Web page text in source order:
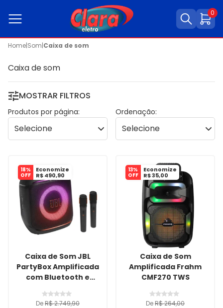
0
Home|Som|Caixa de som
Caixa de som
MOSTRAR FILTROS
Produtos por página: Ordenação:
18%
OFF
Economize
R$ 490,90
Caixa de Som JBL
PartyBox Amplificada
com Bluetooth e
DeR$ 2.749,90
13%
OFF
Economize
R$ 35,00
Caixa de Som
Amplificada Frahm
CMF270 TWS
DeR$ 264,00